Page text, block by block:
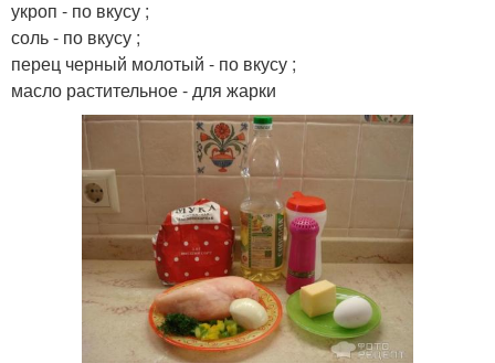
укроп - по вкусу ;
соль - по вкусу ;
перец черный молотый - по вкусу ;
масло растительное - для жарки